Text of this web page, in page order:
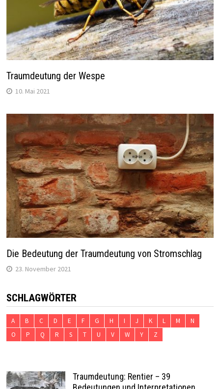
Traumdeutung der Wespe
10. Mai 2021
Die Bedeutung der Traumdeutung von Stromschlag
23. November 2021
SCHLAGWÖRTER
A B C D E F G H I J K L M
N
O
P Q R S T U V W Y Z
Traumdeutung: Rentier – 39